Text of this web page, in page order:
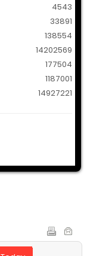
4543
33891
138554
14202569
177504
1187001
14927221